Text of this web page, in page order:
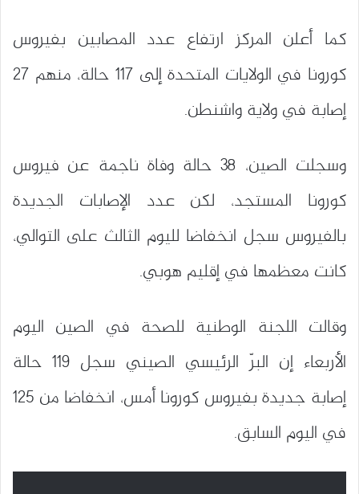
كما أعلن المركز ارتفاع عدد المصابين بفيروس
كورونا في الولايات المتحدة إلى 117 حالة، منهم 27
إصابة في ولاية واشنطن.
وسجلت الصين، 38 حالة وفاة ناجمة عن فيروس
كورونا المستجد، لكن عدد الإصابات الجديدة
بالفيروس سجل انخفاضا لليوم الثالث على التوالي،
كانت معظمها في إقليم هوبي.
وقالت اللجنة الوطنية للصحة في الصين اليوم
الأربعاء إن البرّ الرئيسي الصيني سجل 119 حالة
إصابة جديدة بفيروس كورونا أمس، انخفاضا من 125
في اليوم السابق.